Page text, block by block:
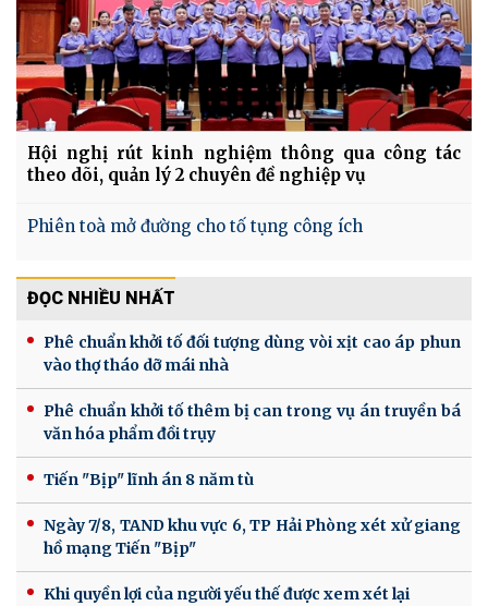
Hội nghị rút kinh nghiệm thông qua công tác
theo dõi, quản lý 2 chuyên đề nghiệp vụ
Phiên toà mở đường cho tố tụng công ích
ĐỌC NHIỀU NHẤT
Phê chuẩn khởi tố đối tượng dùng vòi xịt cao áp phun
vào thợ tháo dỡ mái nhà
Phê chuẩn khởi tố thêm bị can trong vụ án truyền bá
văn hóa phẩm đồi trụy
Tiến "Bịp" lĩnh án 8 năm tù
Ngày 7/8, TAND khu vực 6, TP Hải Phòng xét xử giang
hồ mạng Tiến "Bịp"
Khi quyền lợi của người yếu thế được xem xét lại